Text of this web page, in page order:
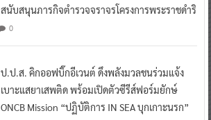
สนับสนุนภารกิจตำรวจจราจรโครงการพระราชดำริ
0
ป.ป.ส. คิกออฟบิ๊กอีเวนต์ ดึงพลังมวลชนร่วมแจ้ง
เบาะแสยาเสพติด พร้อมเปิดตัวซีรีส์ฟอร์มยักษ์
ONCB Mission “ปฏิบัติการ IN SEA บุกเกาะนรก”